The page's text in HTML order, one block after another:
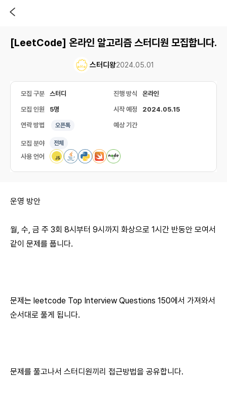
[LeetCode] 온라인 알고리즘 스터디원 모집합니다.
스터디왕2024.05.01
모집 구분 스터디 진행 방식 온라인
모집 인원 5명 시작 예정 2024.05.15
연락 방법 오픈톡 예상 기간
모집 분야 전체
사용 언어
운영 방안
월, 수, 금 주 3회 8시부터 9시까지 화상으로 1시간 반동안 모여서
같이 문제를 풉니다.
문제는 leetcode Top Interview Questions 150에서 가져와서
순서대로 풀게 됩니다.
문제를 풀고나서 스터디원끼리 접근방법을 공유합니다.